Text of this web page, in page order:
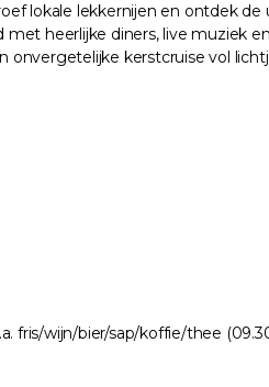
lokale lekkernijen en ontdek
heerlijke diners, live
kerstcruise vol
fris/wijn/bier/sap/koffie/thee